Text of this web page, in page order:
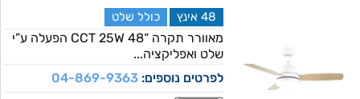
48 אינץ כולל שלט
מאוורר תקרה “CCT 25W 48 הפעלה ע”י
שלט ואפליקציה...
לפרטים נוספים:04-869-9363